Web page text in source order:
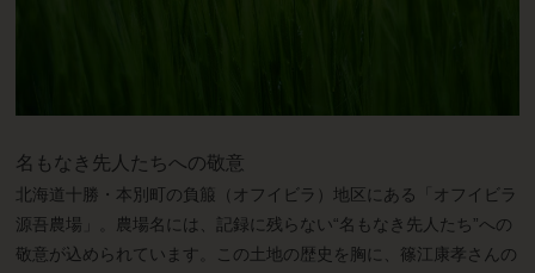
名もなき先人たちへの敬意
北海道十勝・本別町の負箙（オフイビラ）地区にある「オフイビラ
源吾農場」。農場名には、記録に残らない“名もなき先人たち”への
敬意が込められています。この土地の歴史を胸に、篠江康孝さんの